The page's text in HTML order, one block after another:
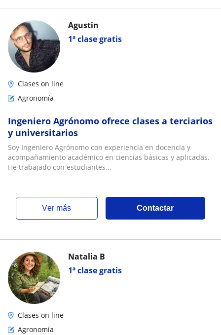
1ª clase gratis
Agustin
Clases on line
Agronomía
Ingeniero Agrónomo ofrece clases a terciarios
y universitarios
Soy Ingeniero Agrónomo con experiencia en docencia y
acompañamiento académico en ciencias básicas y aplicadas.
He trabajado con estudiantes...
ver más Contactar
1ª clase gratis
Natalia B
Clases on line
Agronomía